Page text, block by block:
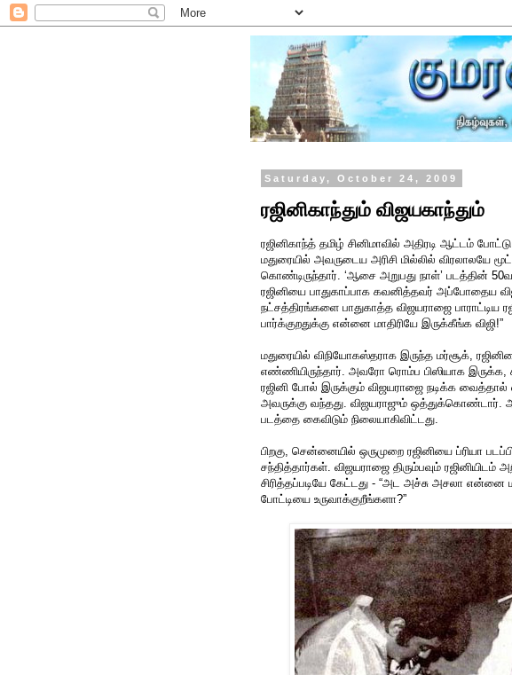
Saturday, October 24, 2009
ரஜினிகாந்தும் விஜயகாந்தும்
ரஜினிகாந்த் தமிழ் சினிமாவில் அதிரடி ஆட்டம்
மதுரையில் அவருடைய அரிசி மில்லில் விரலாலயே
கொண்டிருந்தார். ‘ஆசை அறுபது நாள்’ படத்தின்
ரஜினியை பாதுகாப்பாக கவனித்தவர் அப்போதைய
நட்சத்திரங்களை பாதுகாத்த விஜயராஜை பாராட்டிய
பார்க்குறதுக்கு என்னை மாதிரியே இருக்கீங்க விஜி!”
மதுரையில் விநியோகஸ்தராக இருந்த மர்சூக்,
எண்ணியிருந்தார். அவரோ ரொம்ப பிஸியாக இருக்க,
ரஜினி போல் இருக்கும் விஜயராஜை நடிக்க
அவருக்கு வந்தது. விஜயராஜும்
படத்தை கைவிடும் நிலையாகிவிட்டது.
பிறகு, சென்னையில் ஒருமுறை ரஜினியை ப்ரியா
சந்தித்தார்கள். விஜயராஜை திரும்பவும் ரஜினியிடம்
சிரித்தப்படியே கேட்டது - “அட அச்சு அசலா என்னை
போட்டியை உருவாக்குறீங்களா?”